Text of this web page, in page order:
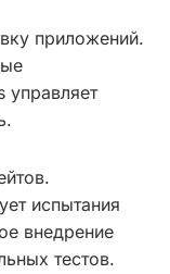
приложений.
управляет
испытания
внедрение
тестов.